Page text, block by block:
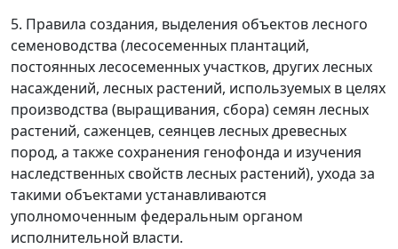
5. Правила создания, выделения объектов лесного
семеноводства (лесосеменных плантаций,
постоянных лесосеменных участков, других лесных
насаждений, лесных растений, используемых в целях
производства (выращивания, сбора) семян лесных
растений, саженцев, сеянцев лесных древесных
пород, а также сохранения генофонда и изучения
наследственных свойств лесных растений), ухода за
такими объектами устанавливаются
уполномоченным федеральным органом
исполнительной власти.